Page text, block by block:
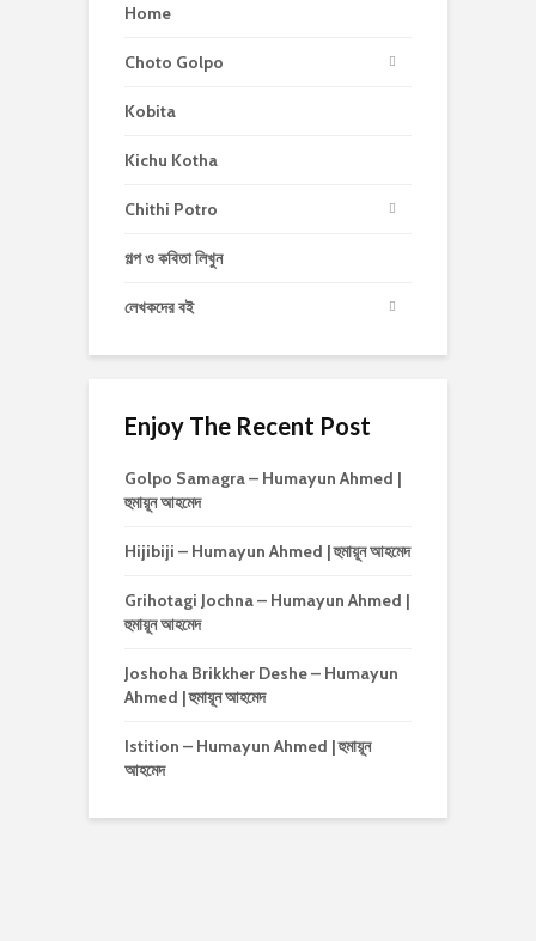
Home
Choto Golpo
Kobita
Kichu Kotha
Chithi Potro
গল্প ও কবিতা লিখুন
লেখকদের বই
Enjoy The Recent Post
Golpo Samagra – Humayun Ahmed |
হুমায়ূন আহমেদ
Hijibiji – Humayun Ahmed | হুমায়ূন আহমেদ
Grihotagi Jochna – Humayun Ahmed |
হুমায়ূন আহমেদ
Joshoha Brikkher Deshe – Humayun
Ahmed | হুমায়ূন আহমেদ
Istition – Humayun Ahmed | হুমায়ূন
আহমেদ